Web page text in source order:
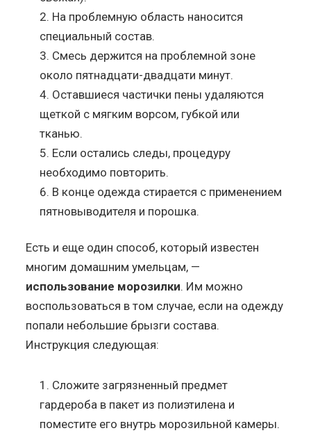
На проблемную область наносится
специальный состав.
Смесь держится на проблемной зоне
около пятнадцати-двадцати минут.
Оставшиеся частички пены удаляются
щеткой с мягким ворсом, губкой или
тканью.
Если остались следы, процедуру
необходимо повторить.
В конце одежда стирается с применением
пятновыводителя и порошка.
Есть и еще один способ, который известен
многим домашним умельцам, —
использование морозилки. Им можно
воспользоваться в том случае, если на одежду
попали небольшие брызги состава.
Инструкция следующая:
Сложите загрязненный предмет
гардероба в пакет из полиэтилена и
поместите его внутрь морозильной камеры.